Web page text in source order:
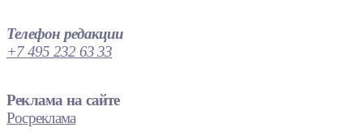
Телефон редакции
+7 495 232 63 33
Реклама на сайте
Росреклама